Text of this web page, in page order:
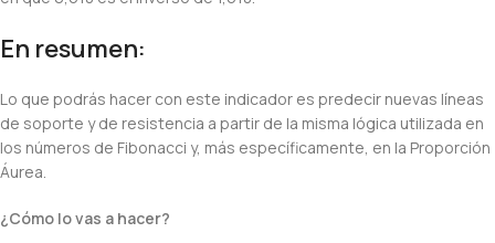
En resumen:
Lo que podrás hacer con este indicador es predecir nuevas líneas
de soporte y de resistencia a partir de la misma lógica utilizada en
los números de Fibonacci y, más específicamente, en la Proporción
Áurea.
¿Cómo lo vas a hacer?